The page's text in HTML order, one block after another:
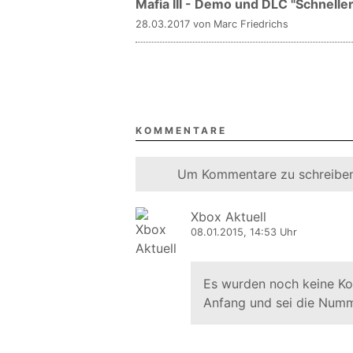
Mafia III - Demo und DLC
28.03.2017 von Marc Friedrichs
KOMMENTARE
Um Kommentare zu
Xbox Aktuell
08.01.2015, 14:53 Uhr
Es wurden noch keine
Anfang und sei die